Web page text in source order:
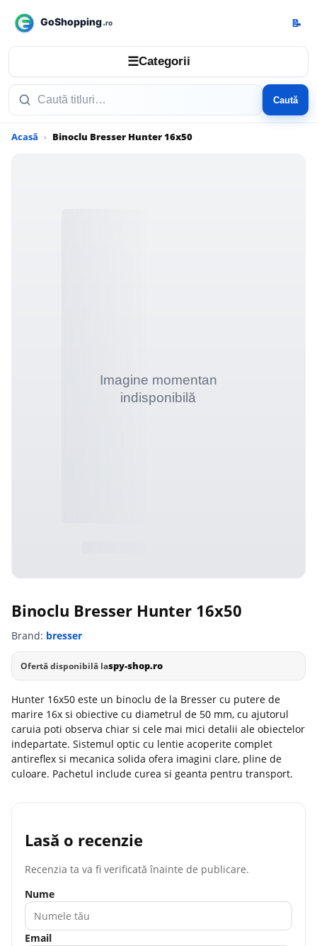
☰Categorii
Caută
📝
Acasă Binoclu Bresser Hunter 16x50
Binoclu Bresser Hunter 16x50
Brand: bresser
Ofertă disponibilă laspy-shop.ro
Hunter 16x50 este un binoclu de la Bresser cu putere de
marire 16x si obiective cu diametrul de 50 mm, cu ajutorul
caruia poti observa chiar si cele mai mici detalii ale obiectelor
indepartate. Sistemul optic cu lentie acoperite complet
antireflex si mecanica solida ofera imagini clare, pline de
culoare. Pachetul include curea si geanta pentru transport.
Lasă o recenzie
Recenzia ta va fi verificată înainte de publicare.
Nume
Email